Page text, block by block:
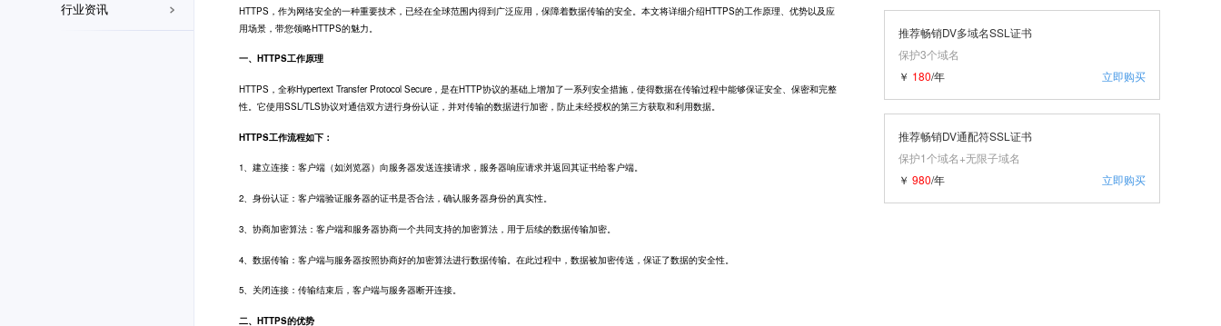
行业资讯 HTTPS ，作为网络安全的一种重要技术，已经在全球范围内得到广泛应用，保障着数据传输的安全。本文将详细介绍HTTPS的工作原理、优势以及应
用场景，带您领略HTTPS的魅力。
一、HTTPS工作原理
HTTPS，全称Hypertext Transfer Protocol Secure，是在HTTP协议的基础上增加了一系列安全措施，使得数据在传输过程中能够保证安全、保密和完整
性。它使用SSL/TLS协议对通信双方进行身份认证，并对传输的数据进行加密，防止未经授权的第三方获取和利用数据。
HTTPS工作流程如下：
1、建立连接：客户端（如浏览器）向服务器发送连接请求，服务器响应请求并返回其证书给客户端。
2、身份认证：客户端验证服务器的证书是否合法，确认服务器身份的真实性。
3、协商加密算法：客户端和服务器协商一个共同支持的加密算法，用于后续的数据传输加密。
4、数据传输：客户端与服务器按照协商好的加密算法进行数据传输。在此过程中，数据被加密传送，保证了数据的安全性。
5、关闭连接：传输结束后，客户端与服务器断开连接。
二、HTTPS的优势
推荐畅销DV多域名SSL证书
保护3个域名
立即购买
￥ 180/年
推荐畅销DV通配符SSL证书
保护1个域名+无限子域名
立即购买
￥ 980/年